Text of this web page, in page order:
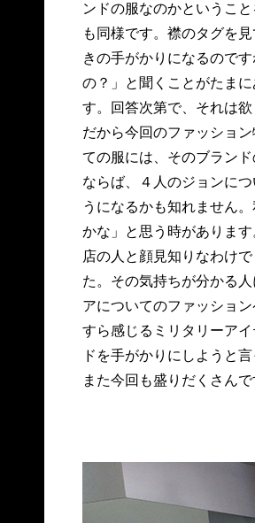
ンドの服なのかというこ
も同様です。襟のタグを
きの手がかりになるので
の？」と聞くことがたま
す。回答次第で、それは欲
だから今回のファッショ
ての服には、そのブラン
ならば、４人のジョンに
うになるかも知れません
かな」と思う時がありま
店の人と顔見知りなわけ
た。その気持ちが分かる
アについてのファッショ
すら感じるミリタリーア
ドを手がかりにしようと
また今回も盛りだくさんで